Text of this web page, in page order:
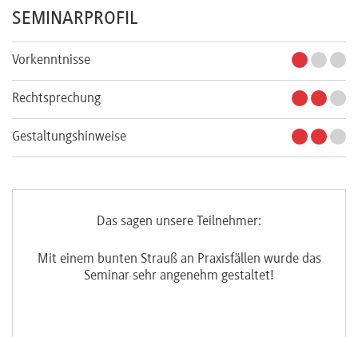
SEMINARPROFIL
Vorkenntnisse
Rechtsprechung
Gestaltungshinweise
Das sagen unsere Teilnehmer:
Mit einem bunten Strauß an Praxisfällen wurde das
Seminar sehr angenehm gestaltet!